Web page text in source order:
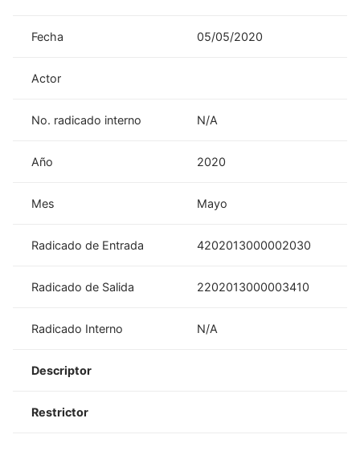
Fecha 05/05/2020
Actor
No. radicado interno N/A
Año 2020
Mes Mayo
Radicado de Entrada 4202013000002030
Radicado de Salida 2202013000003410
Radicado Interno N/A
Descriptor
Restrictor